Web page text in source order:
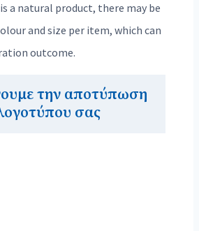
a natural product, there may be
and size per item, which can
outcome.
την αποτύπωση
σας